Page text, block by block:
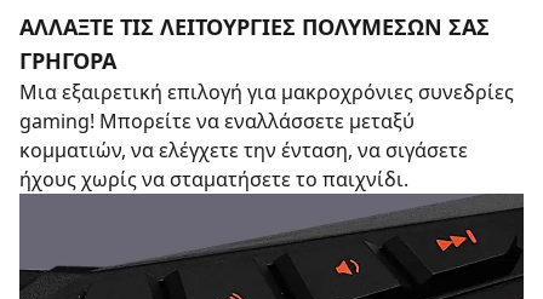
ΑΛΛΑΞΤΕ ΤΙΣ ΛΕΙΤΟΥΡΓΙΕΣ ΠΟΛΥΜΕΣΩΝ ΣΑΣ
ΓΡΗΓΟΡΑ
Μια εξαιρετική επιλογή για μακροχρόνιες συνεδρίες
gaming! Μπορείτε να εναλλάσσετε μεταξύ
κομματιών, να ελέγχετε την ένταση, να σιγάσετε
ήχους χωρίς να σταματήσετε το παιχνίδι.